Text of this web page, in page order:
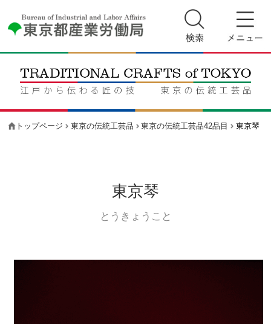
トップページ 東京の伝統工芸品 東京の伝統工芸品42品目 東京琴
東京琴
とうきょうこと